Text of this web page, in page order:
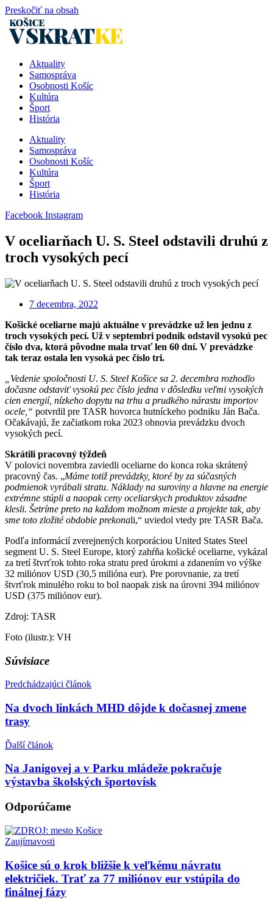
Preskočiť na obsah
Aktuality
Samospráva
Osobnosti Košíc
Kultúra
Šport
História
Aktuality
Samospráva
Osobnosti Košíc
Kultúra
Šport
História
Facebook Instagram
V oceliarňach U. S. Steel odstavili druhú z
troch vysokých pecí
7 decembra, 2022
Košické oceliarne majú aktuálne v prevádzke už len jednu z
troch vysokých pecí. Už v septembri podnik odstavil vysokú pec
číslo dva, ktorá pôvodne mala trvať len 60 dní. V prevádzke
tak teraz ostala len vysoká pec číslo tri.
„Vedenie spoločnosti U. S. Steel Košice sa 2. decembra rozhodlo
dočasne odstaviť vysokú pec číslo jedna v dôsledku veľmi vysokých
cien energií, nízkeho dopytu na trhu a prudkého nárastu importov
ocele,“ potvrdil pre TASR hovorca hutníckeho podniku Ján Bača.
Očakávajú, že začiatkom roka 2023 obnovia prevádzku dvoch
vysokých pecí.
Skrátili pracovný týždeň
V polovici novembra zaviedli oceliarne do konca roka skrátený
pracovný čas. „Máme totiž prevádzky, ktoré by za súčasných
podmienok vyrábali stratu. Náklady na suroviny a hlavne na energie
extrémne stúpli a naopak ceny oceliarskych produktov zásadne
klesli. Šetríme preto na každom možnom mieste a projekte tak, aby
sme toto zložité obdobie prekonali,“ uviedol vtedy pre TASR Bača.
Podľa informácií zverejnených korporáciou United States Steel
segment U. S. Steel Europe, ktorý zahŕňa košické oceliarne, vykázal
za tretí štvrťrok tohto roka stratu pred úrokmi a zdanením vo výške
32 miliónov USD (30,5 milióna eur). Pre porovnanie, za tretí
štvrťrok minulého roku to bol naopak zisk na úrovni 394 miliónov
USD (375 miliónov eur).
Zdroj: TASR
Foto (ilustr.): VH
Súvisiace
Predchádzajúci článok
Na dvoch linkách MHD dôjde k dočasnej zmene
trasy
Ďalší článok
Na Janigovej a v Parku mládeže pokračuje
výstavba školských športovísk
Odporúčame
Zaujímavosti
Košice sú o krok bližšie k veľkému návratu
električiek. Trať za 77 miliónov eur vstúpila do
finálnej fázy